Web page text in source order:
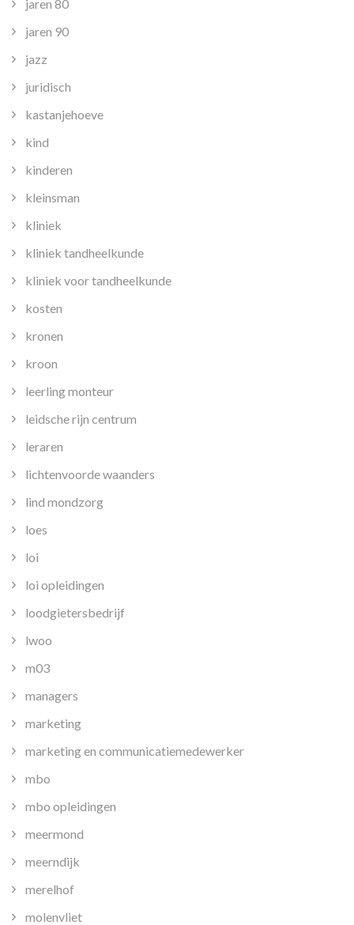
jaren 80
jaren 90
jazz
juridisch
kastanjehoeve
kind
kinderen
kleinsman
kliniek
kliniek tandheelkunde
kliniek voor tandheelkunde
kosten
kronen
kroon
leerling monteur
leidsche rijn centrum
leraren
lichtenvoorde waanders
lind mondzorg
loes
loi
loi opleidingen
loodgietersbedrijf
lwoo
m03
managers
marketing
marketing en communicatiemedewerker
mbo
mbo opleidingen
meermond
meerndijk
merelhof
molenvliet